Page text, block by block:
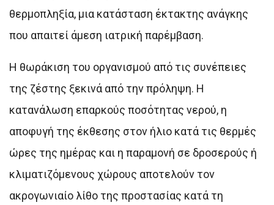
θερμοπληξία, μια κατάσταση έκτακτης ανάγκης
που απαιτεί άμεση ιατρική παρέμβαση.
Η θωράκιση του οργανισμού από τις συνέπειες
της ζέστης ξεκινά από την πρόληψη. Η
κατανάλωση επαρκούς ποσότητας νερού, η
αποφυγή της έκθεσης στον ήλιο κατά τις θερμές
ώρες της ημέρας και η παραμονή σε δροσερούς ή
κλιματιζόμενους χώρους αποτελούν τον
ακρογωνιαίο λίθο της προστασίας κατά τη